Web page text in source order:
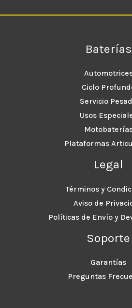
Baterías
Ciclo
Servicio
Usos
Plataformas
Legal
Términos y
Aviso de
Políticas de Envío y
Soporte
Garantías
Preguntas